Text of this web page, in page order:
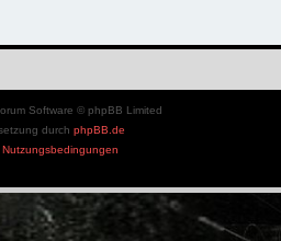
Software © phpBB Limited
durch phpBB.de
Nutzungsbedingungen